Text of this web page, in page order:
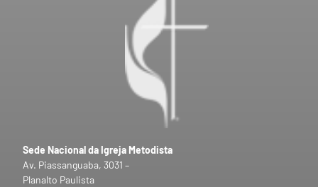
Sede Nacional da Igreja Metodista
Av. Piassanguaba, 3031 –
Planalto Paulista